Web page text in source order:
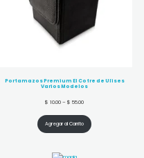
Portamazos Premium El Cofre de Ulises
Varios Modelos
$ 10.00 – $ 55.00
Agregar al Carrito